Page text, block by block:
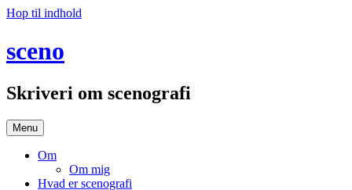
Hop til indhold
sceno
Skriveri om scenografi
Menu
Om
Om mig
Hvad er scenografi